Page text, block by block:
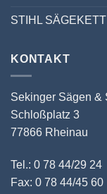
STIHL
KONTAKT
Sekinger Sägen &
Schloßplatz 3
77866 Rheinau
Tel.: 0 78 44/29 24
Fax: 0 78 44/45 60